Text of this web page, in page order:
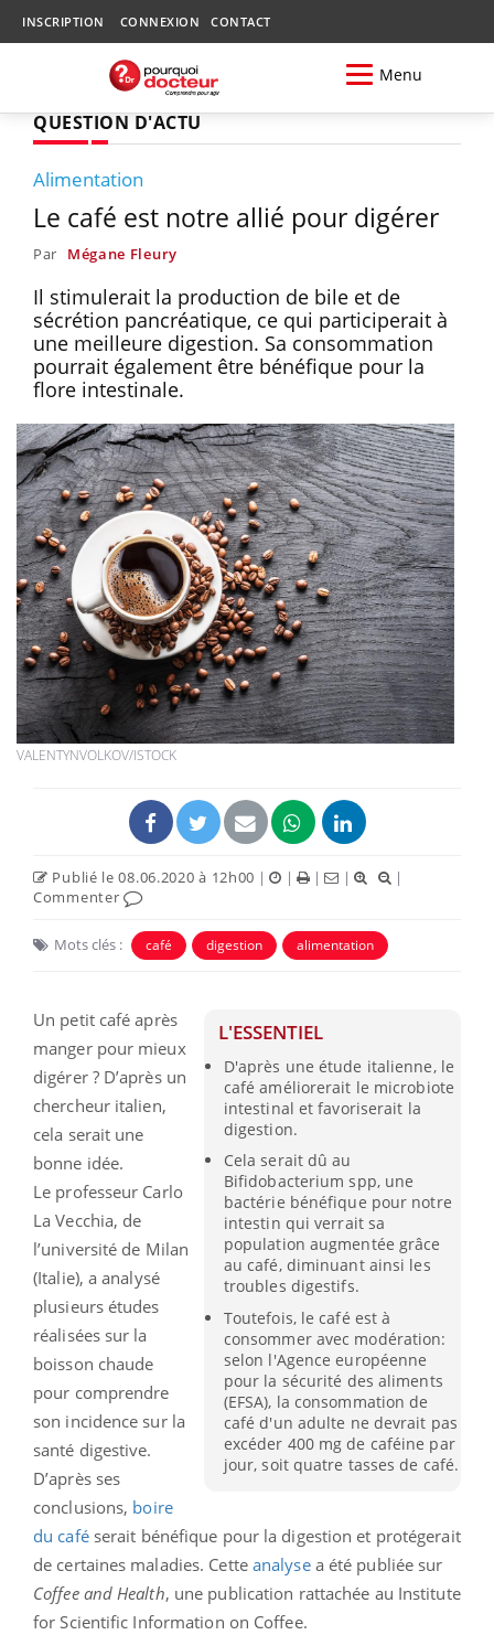
INSCRIPTION CONNEXION CONTACT
Menu
QUESTION D'ACTU
Alimentation
Le café est notre allié pour digérer
Par Mégane Fleury
Il stimulerait la production de bile et de
sécrétion pancréatique, ce qui participerait à
une meilleure digestion. Sa consommation
pourrait également être bénéfique pour la
flore intestinale.
VALENTYNVOLKOV/ISTOCK
Publié le 08.06.2020 à 12h00 | | | |
|
Commenter
Mots clés : café digestion alimentation
L'ESSENTIEL
D'après une étude italienne, le
café améliorerait le microbiote
intestinal et favoriserait la
digestion.
Cela serait dû au
Bifidobacterium spp, une
bactérie bénéfique pour notre
intestin qui verrait sa
population augmentée grâce
au café, diminuant ainsi les
troubles digestifs.
Toutefois, le café est à
consommer avec modération:
selon l'Agence européenne
pour la sécurité des aliments
(EFSA), la consommation de
café d'un adulte ne devrait pas
excéder 400 mg de caféine par
jour, soit quatre tasses de café.
Un petit café après
manger pour mieux
digérer ? D’après un
chercheur italien,
cela serait une
bonne idée.
Le professeur Carlo
La Vecchia, de
l’université de Milan
(Italie), a analysé
plusieurs études
réalisées sur la
boisson chaude
pour comprendre
son incidence sur la
santé digestive.
D’après ses
conclusions, boire
du caféserait bénéfique pour la digestion et protégerait
de certaines maladies. Cette analysea été publiée sur
Coffee and Health, une publication rattachée au Institute
for Scientific Information on Coffee.